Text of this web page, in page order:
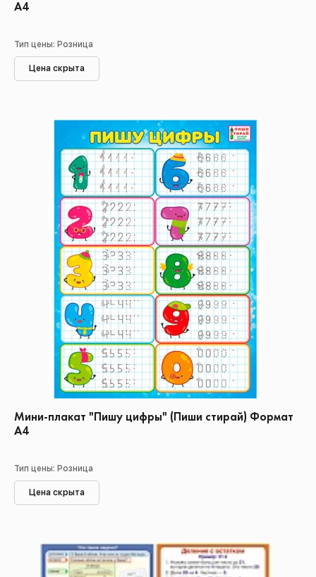
А4
Тип цены: Розница
Цена скрыта
Мини-плакат "Пишу цифры" (Пиши стирай) Формат
А4
Тип цены: Розница
Цена скрыта